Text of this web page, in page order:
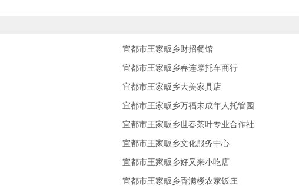
宜都市王家畈乡财招餐馆
宜都市王家畈乡春连摩托车商行
宜都市王家畈乡大美家具店
宜都市王家畈乡万福未成年人托管园
宜都市王家畈乡世春茶叶专业合作社
宜都市王家畈乡文化服务中心
宜都市王家畈乡好又来小吃店
宜都市王家畈乡香满楼农家饭庄